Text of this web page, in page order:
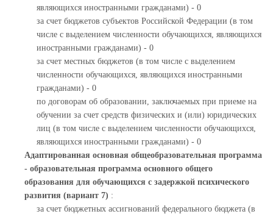
являющихся иностранными гражданами) - 0
за счет бюджетов субъектов Российской Федерации (в том
числе с выделением численности обучающихся, являющихся
иностранными гражданами) - 0
за счет местных бюджетов (в том числе с выделением
численности обучающихся, являющихся иностранными
гражданами) - 0
по договорам об образовании, заключаемых при приеме на
обучении за счет средств физических и (или) юридических
лиц (в том числе с выделением численности обучающихся,
являющихся иностранными гражданами) - 0
Адаптированная основная общеобразовательная программа
- образовательная программа основного общего
образования для обучающихся с задержкой психического
развития (вариант 7) :
за счет бюджетных ассигнований федерального бюджета (в